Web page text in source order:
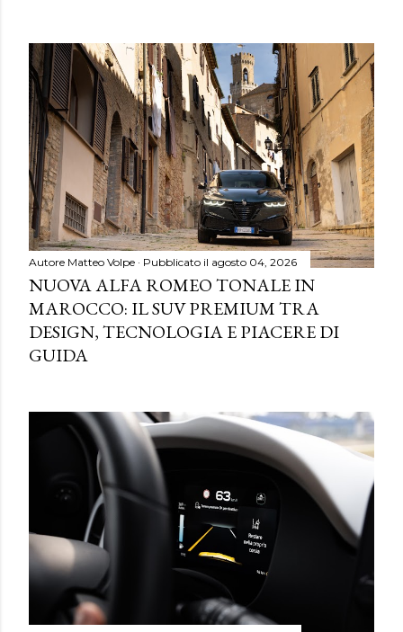
Autore Matteo Volpe Pubblicato il agosto 04, 2026
NUOVA ALFA ROMEO TONALE IN
MAROCCO: IL SUV PREMIUM TRA
DESIGN, TECNOLOGIA E PIACERE DI
GUIDA